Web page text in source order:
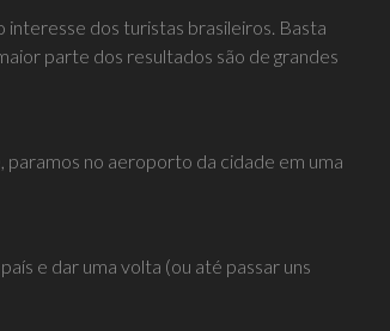
interesse dos turistas brasileiros. Basta
parte dos resultados são de grandes
no aeroporto da cidade em uma
e dar uma volta (ou até passar uns